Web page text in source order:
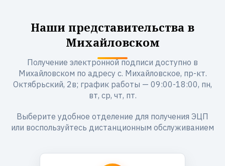
Наши представительства в
Михайловском
Получение электронной подписи доступно в
Михайловском по адресу с. Михайловское, пр-кт.
Октябрьский, 2в; график работы — 09:00-18:00, пн,
вт, ср, чт, пт.
Выберите удобное отделение для получения ЭЦП
или воспользуйтесь дистанционным обслуживанием